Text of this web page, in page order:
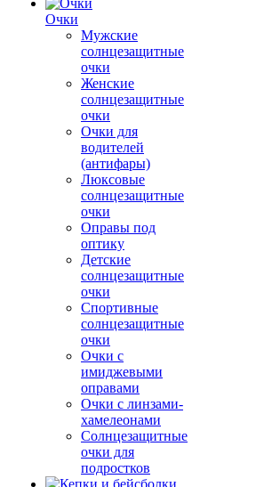
Очки
Мужские
солнцезащитные
очки
Женские
солнцезащитные
очки
Очки для
водителей
(антифары)
Люксовые
солнцезащитные
очки
Оправы под
оптику
Детские
солнцезащитные
очки
Спортивные
солнцезащитные
очки
Очки с
имиджевыми
оправами
Очки с линзами-
хамелеонами
Солнцезащитные
очки для
подростков